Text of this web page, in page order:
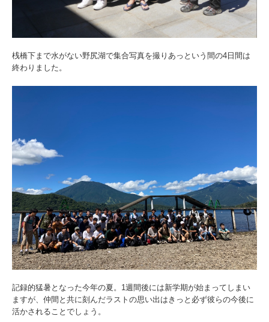
桟橋下まで水がない野尻湖で集合写真を撮りあっという間の4日間は
終わりました。
記録的猛暑となった今年の夏。1週間後には新学期が始まってしまい
ますが、仲間と共に刻んだラストの思い出はきっと必ず彼らの今後に
活かされることでしょう。